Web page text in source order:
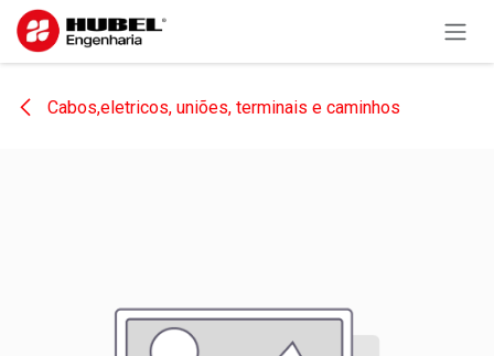
Pular para o conteúdo
Cabos,eletricos, uniões, terminais e caminhos